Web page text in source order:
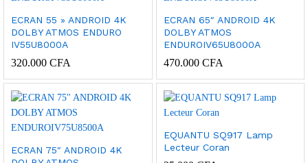
ECRAN 55 » ANDROID 4K
DOLBY ATMOS ENDURO
IV55U8000A
320.000 CFA
ECRAN 65″ ANDROID 4K
DOLBY ATMOS
ENDUROIV65U8000A
470.000 CFA
ECRAN 75″ ANDROID 4K
EQUANTU SQ917 Lamp
Lecteur Coran